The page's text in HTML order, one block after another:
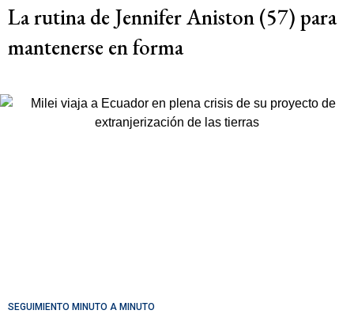
La rutina de Jennifer Aniston (57) para
mantenerse en forma
SEGUIMIENTO MINUTO A MINUTO